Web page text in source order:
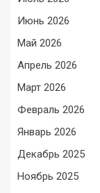
Июнь 2026
Май 2026
Апрель 2026
Март 2026
Февраль 2026
Январь 2026
Декабрь 2025
Ноябрь 2025